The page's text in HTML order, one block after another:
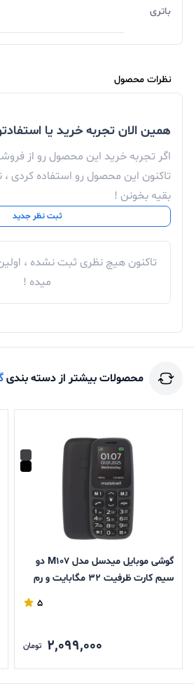
باتری
نظرات محصول
همین الان تجربه خرید یا
اگر تجربه خرید این محصول رو از
تاکنون این محصول رو استفاده کردی
بقیه بخونن !
ثبت نظر جدید
تاکنون هیچ نظری ثبت نشده ،
میده !
محصولات بیشتر از دسته بندی
گوشی موبایل میدسل مدل M107 دو
سیم کارت ظرفیت 32 مگابایت و رم
5
2,099,000 تومان